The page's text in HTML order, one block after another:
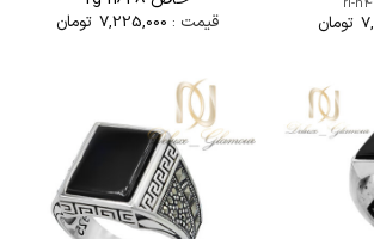
ri-
تومان
قیمت : 7,225,000 تومان